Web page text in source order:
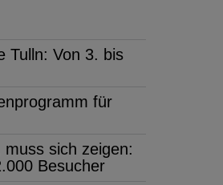
Tulln: Von 3. bis
für
sich zeigen:
Besucher